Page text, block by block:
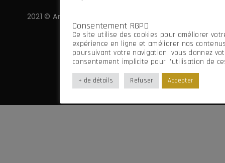
2021 © Amicale 11 ·
Mentions légales
Imaginé par Frenchify
Consentement RGPD
Ce site utilise des cookies pour améliorer
expérience en ligne et améliorer nos
poursuivant votre navigation, vous donnez
consentement implicite pour l’utilisation de
+ de détails Refuser Accepter